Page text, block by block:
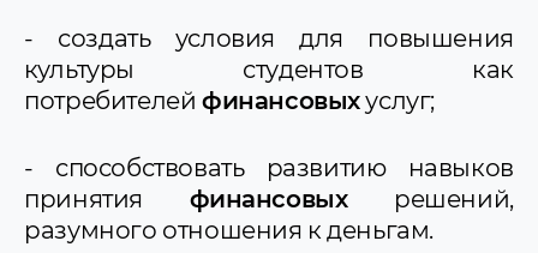
- создать условия для повышения
культуры студентов как
потребителей финансовыхуслуг;
- способствовать развитию навыков
принятия финансовыхрешений,
разумного отношения к деньгам.